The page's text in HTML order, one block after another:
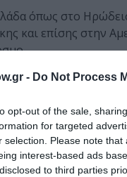
- Do Not Process
opt-out of the sale,
for targeted
selection. Please note
interest-based ads
to third parties
όπως στο
και επίσης στην
γεμάτη ένταση,
στιγμές